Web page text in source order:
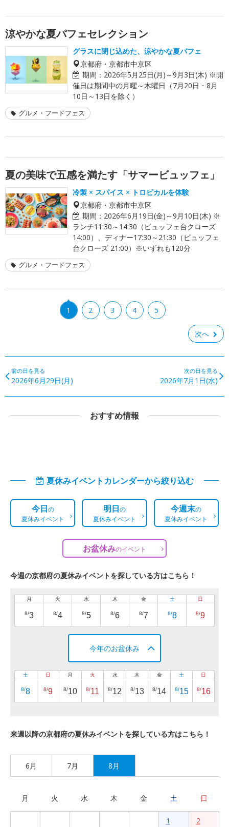
涼やかな夏パフェセレクション
グラスに閉じ込めた、涼やかな夏パフェ
京都府・京都市中京区
期間： 2026年5月25日(月)～9月3日(木) ※開
催日は期間中の月曜～木曜日（7月20日・8月
10日～13日を除く）
グルメ・フードフェス
夏の美味で五感を満たす「サマービュッフェ」
冷製 × スパイス × トロピカルを体験
京都府・京都市中京区
期間： 2026年6月19日(金)～9月10日(木) ※
ランチ11:30～14:30（ビュッフェ台クローズ
14:00）、ディナー17:30～21:30（ビュッフェ
台クローズ 21:00）※いずれも120分
グルメ・フードフェス
1 2 3 4 5
次へ
前の日を見る
2026年6月29日(月)
次の日を見る
2026年7月1日(水)
おすすめ情報
夏休みイベントカレンダーから絞り込む
今日の
夏休みイベント
明日の
夏休みイベント
今週末の
夏休みイベント
お盆休みのイベント
今週の京都府の夏休みイベントを探している方はこちら！
月
8/3
火
8/4
水
8/5
木
8/6
金
8/7
土
8/8
日
8/9
今年のお盆休み
土
8/8
日
8/9
月
8/10
火
8/11
水
8/12
木
8/13
金
8/14
土
8/15
日
8/16
来週以降の京都府の夏休みイベントを探している方はこちら！
6月 7月 8月
月 火 水 木 金 土 日
1 2